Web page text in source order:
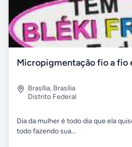
Micropigmentação fio a fio
Brasília, Brasília
Distrito Federal
Dia da mulher é todo dia que ela
todo fazendo sua...